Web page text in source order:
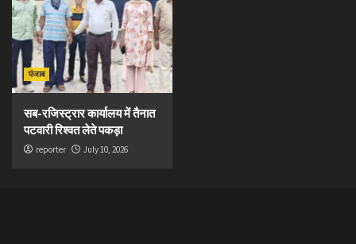
पंजाब
सब-रजिस्ट्रार कार्यालय में तैनात
पटवारी रिश्वत लेते पकड़ा
reporter July 10, 2026